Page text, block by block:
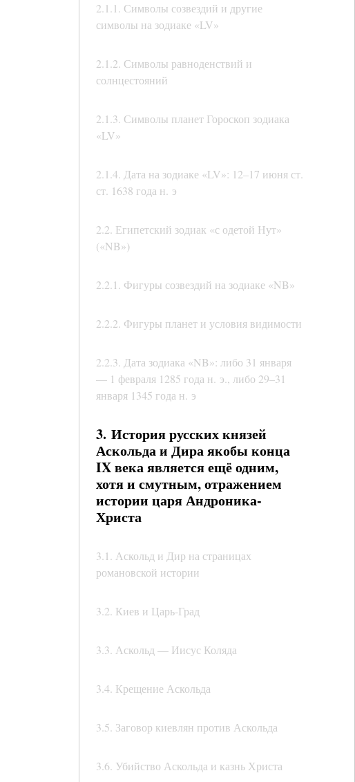
2.1.1. Символы созвездий и другие
символы на зодиаке «LV»
2.1.2. Символы равноденствий и
солнцестояний
2.1.3. Символы планет Гороскоп зодиака
«LV»
2.1.4. Дата на зодиаке «LV»: 12–17 июня ст.
ст. 1638 года н. э
2.2. Египетский зодиак «с одетой Нут»
(«NB»)
2.2.1. Фигуры созвездий на зодиаке «NB»
2.2.2. Фигуры планет и условия видимости
2.2.3. Дата зодиака «NB»: либо 31 января
— 1 февраля 1285 года н. э., либо 29–31
января 1345 года н. э
3. История русских князей
Аскольда и Дира якобы конца
IX века является ещё одним,
хотя и смутным, отражением
истории царя Андроника-
Христа
3.1. Аскольд и Дир на страницах
романовской истории
3.2. Киев и Царь-Град
3.3. Аскольд — Иисус Коляда
3.4. Крещение Аскольда
3.5. Заговор киевлян против Аскольда
3.6. Убийство Аскольда и казнь Христа